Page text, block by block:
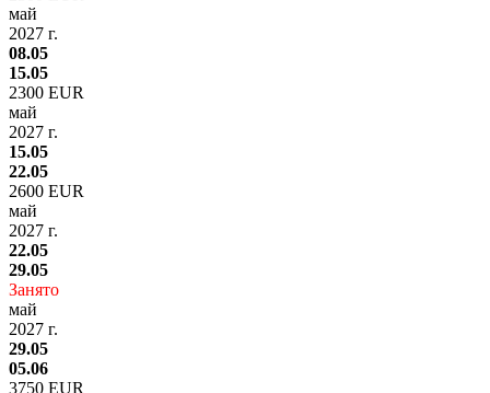
май
2027 г.
08.05
15.05
2300 EUR
май
2027 г.
15.05
22.05
2600 EUR
май
2027 г.
22.05
29.05
Занято
май
2027 г.
29.05
05.06
3750 EUR